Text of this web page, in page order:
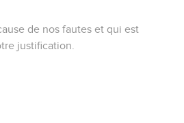
de nos fautes et qui est
justification.